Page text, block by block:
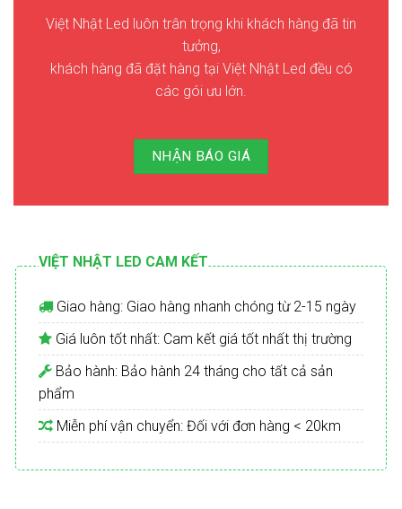
Việt Nhật Led luôn trân trọng khi khách hàng đã tin
tưởng,
khách hàng đã đặt hàng tại Việt Nhật Led đều có
các gói ưu lớn.
NHẬN BÁO GIÁ
VIỆT NHẬT LED CAM KẾT
Giao hàng: Giao hàng nhanh chóng từ 2-15 ngày
Giá luôn tốt nhất: Cam kết giá tốt nhất thị trường
Bảo hành: Bảo hành 24 tháng cho tất cả sản
phẩm
Miễn phí vận chuyển: Đối với đơn hàng < 20km